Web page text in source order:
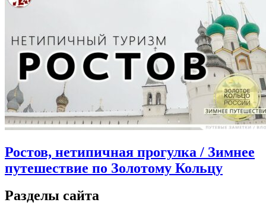
Ростов, нетипичная прогулка / Зимнее
путешествие по Золотому Кольцу
Разделы сайта